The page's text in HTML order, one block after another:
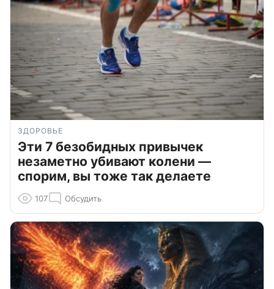
ЗДОРОВЬЕ
Эти 7 безобидных привычек
незаметно убивают колени —
спорим, вы тоже так делаете
107 Обсудить